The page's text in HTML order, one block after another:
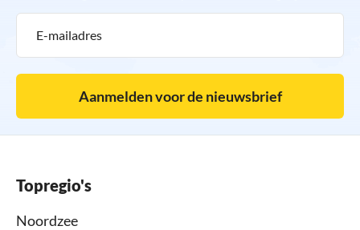
Aanmelden voor de nieuwsbrief
Topregio's
Noordzee